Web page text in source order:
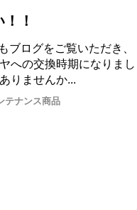
！
ブログをご覧いただき、
への交換時期になりまし
りませんか...
テナンス商品